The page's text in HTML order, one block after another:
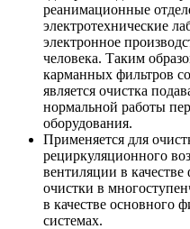
реанимационные
электротехнические
электронное
человека. Таким
карманных фильтров
является очистка
нормальной работы
оборудования.
Применяется для
рециркуляционного
вентиляции в
очистки в
в качестве основного
системах.